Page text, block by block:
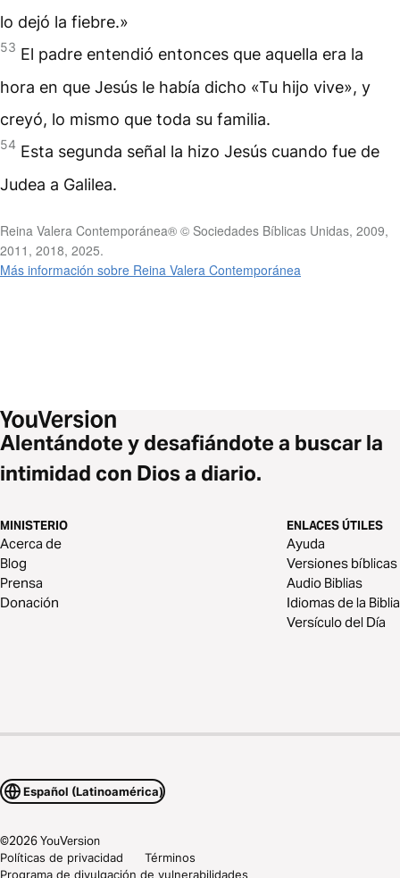
lo dejó la fiebre.»
53 El padre entendió entonces que aquella era la
hora en que Jesús le había dicho «Tu hijo vive», y
creyó, lo mismo que toda su familia.
54 Esta segunda señal la hizo Jesús cuando fue de
Judea a Galilea.
Reina Valera Contemporánea® © Sociedades Bíblicas Unidas, 2009,
2011, 2018, 2025.
Más información sobre Reina Valera Contemporánea
Alentándote y desafiándote a buscar la
intimidad con Dios a diario.
MINISTERIO
Acerca de
Blog
Prensa
Donación
ENLACES ÚTILES
Ayuda
Versiones bíblicas
Audio Biblias
Idiomas de la Biblia
Versículo del Día
Español (Latinoamérica)
©2026YouVersion
Políticas de privacidad
Términos
Programa de divulgación de vulnerabilidades